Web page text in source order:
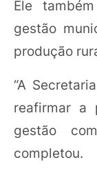
Ele
gestão
produção
“A
reafirmar a
gestão
completou.